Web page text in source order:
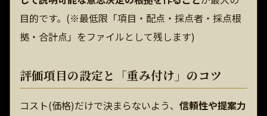
目的です。(※最低限「項目・配点・採点者・採点根
拠・合計点」をファイルとして残します)
評価項目の設定と「重み付け」のコツ
コスト(価格)だけで決まらないよう、 信頼性や提案力